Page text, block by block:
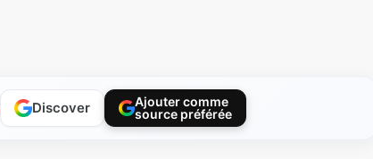
Discover
Ajouter comme
source préférée